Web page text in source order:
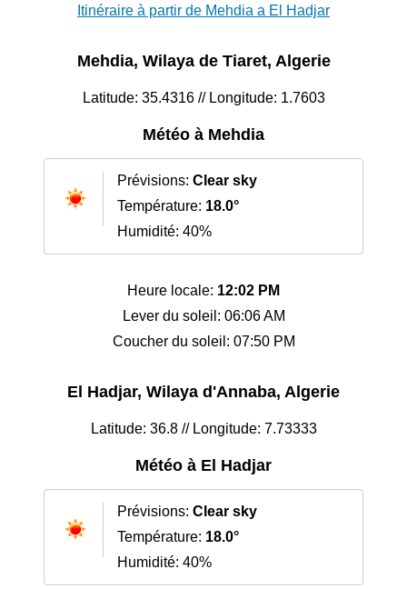
Itinéraire à partir de Mehdia a El Hadjar
Mehdia, Wilaya de Tiaret, Algerie
Latitude: 35.4316 // Longitude: 1.7603
Météo à Mehdia
Prévisions: Clear sky
Température: 18.0°
Humidité: 40%
Heure locale: 12:02 PM
Lever du soleil: 06:06 AM
Coucher du soleil: 07:50 PM
El Hadjar, Wilaya d'Annaba, Algerie
Latitude: 36.8 // Longitude: 7.73333
Météo à El Hadjar
Prévisions: Clear sky
Température: 18.0°
Humidité: 40%